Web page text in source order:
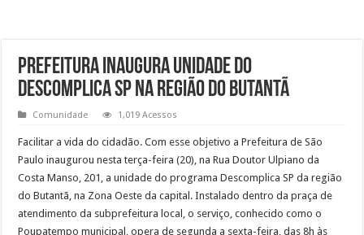
Prefeitura inaugura unidade do
Descomplica SP na região do Butantã
Comunidade 1,019 Acessos
Facilitar a vida do cidadão. Com esse objetivo a Prefeitura de São
Paulo inaugurou nesta terça-feira (20), na Rua Doutor Ulpiano da
Costa Manso, 201, a unidade do programa Descomplica SP da região
do Butantã, na Zona Oeste da capital. Instalado dentro da praça de
atendimento da subprefeitura local, o serviço, conhecido como o
Poupatempo municipal, opera de segunda a sexta-feira, das 8h às